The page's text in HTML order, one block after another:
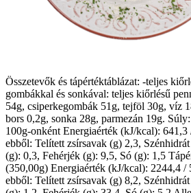
Összetevők és tápértéktáblázat: -teljes
gombákkal és sonkával: teljes kiőrlésű
54g, csiperkegombák 51g, tejföl 30g, víz
bors 0,2g, sonka 28g, parmezán 19g.
100g-onként Energiaérték (kJ/kcal):
ebből: Telített zsírsavak (g) 2,3,
(g): 0,3, Fehérjék (g): 9,5, Só (g): 1,5
(350,00g) Energiaérték (kJ/kcal): 2244,4 /
ebből: Telített zsírsavak (g) 8,2,